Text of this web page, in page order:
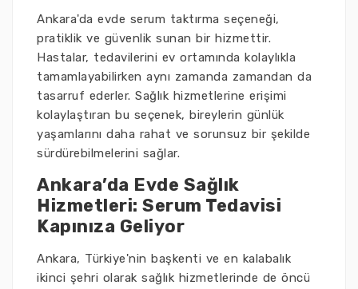
Ankara'da evde serum taktırma seçeneği,
pratiklik ve güvenlik sunan bir hizmettir.
Hastalar, tedavilerini ev ortamında kolaylıkla
tamamlayabilirken aynı zamanda zamandan da
tasarruf ederler. Sağlık hizmetlerine erişimi
kolaylaştıran bu seçenek, bireylerin günlük
yaşamlarını daha rahat ve sorunsuz bir şekilde
sürdürebilmelerini sağlar.
Ankara’da Evde Sağlık
Hizmetleri: Serum Tedavisi
Kapınıza Geliyor
Ankara, Türkiye'nin başkenti ve en kalabalık
ikinci şehri olarak sağlık hizmetlerinde de öncü